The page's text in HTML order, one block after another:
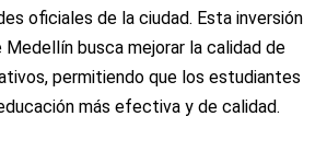
oficiales de la ciudad. Esta inversión
Medellín busca mejorar la calidad de
permitiendo que los estudiantes
más efectiva y de calidad.